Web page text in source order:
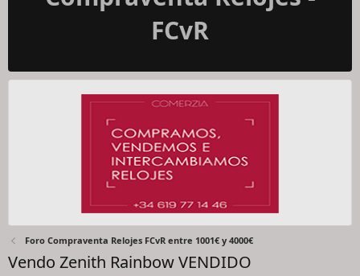
FCvR
Foro Compraventa Relojes FCvR entre 1001€ y 4000€
Vendo Zenith Rainbow VENDIDO